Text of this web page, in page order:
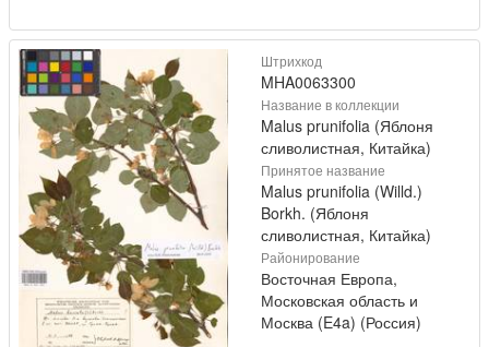
Штрихкод
MHA0063300
Название в коллекции
Malus prunifolia (Яблоня
сливолистная, Китайка)
Принятое название
Malus prunifolia (Willd.)
Borkh. (Яблоня
сливолистная, Китайка)
Районирование
Восточная Европа,
Московская область и
Москва (E4a) (Россия)